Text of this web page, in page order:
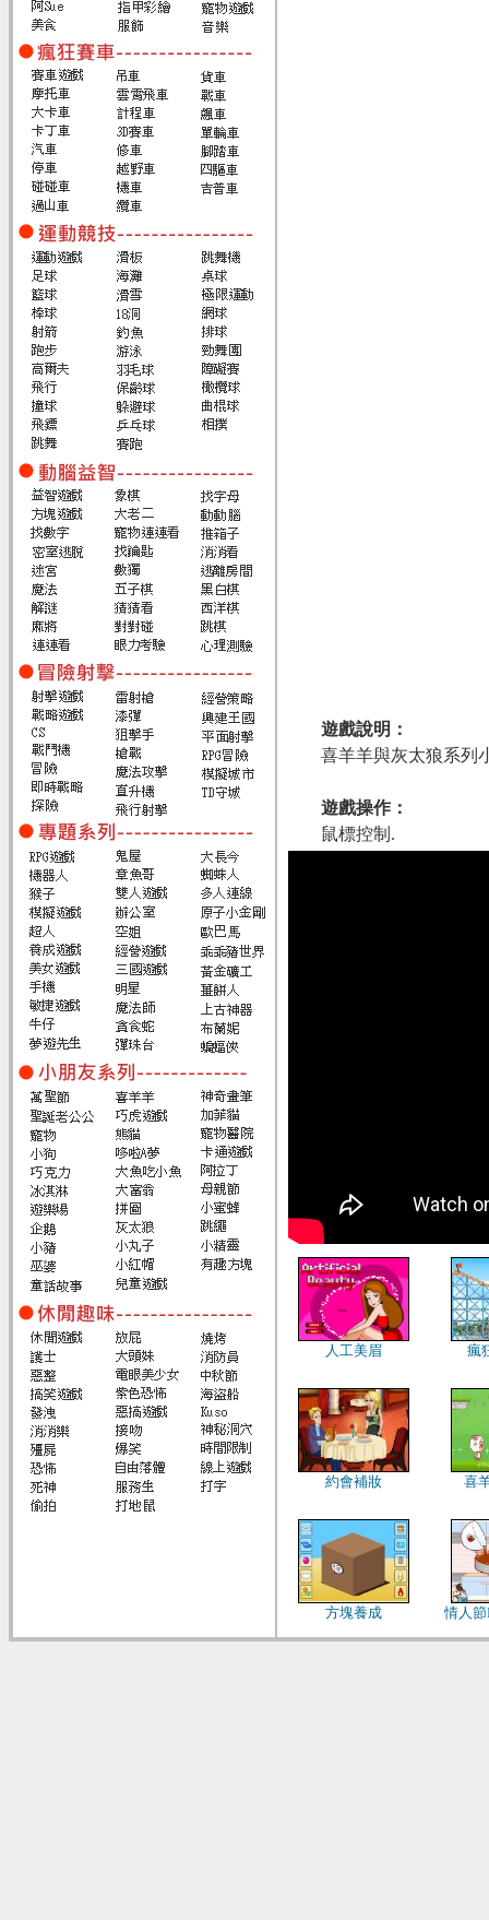
遊戲說明：
喜羊羊與灰太狼系列
遊戲操作：
鼠標控制.
人工美眉 瘋
約會補妝 喜
方塊養成 情人